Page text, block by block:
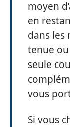
moyen
en
dans les
tenue
seule
vous
Si vous